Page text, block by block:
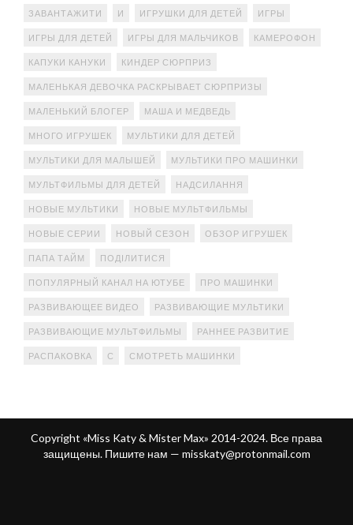
ЗАВАНТАЖИТИ И ИГРУШКИ ДЛЯ ДЕТЕЙ ИГРЫ
ИГРЫ ДЛЯ ДЕТЕЙ ИГРЫ ДЛЯ МАЛЬЧИКОВ КАМЕРОФОН
КАПУКИ КАНУКИ КИНДЕР СЮРПРИЗ
МАЛЕНЬКАЯ ДЕВОЧКА РАСКРЫВАЕТ СЮРПРИЗЫ
МАЛЕНЬКИЙ БЛОГЕР МАША И МЕДВЕДЬ
МНОГО ИГРУШЕК МУЛЬТИКИ ДЛЯ ДЕТЕЙ
МУЛЬТИКИ ДЛЯ МАЛЫШЕЙ МУЛЬТИКИ ПРО МАШИНКИ
МУЛЬТФИЛЬМЫ ДЛЯ ДЕТЕЙ НАДСИЛАННЯ
НОВЫЕ МУЛЬТИКИ НОВЫЕ МУЛЬТФИЛЬМЫ
НОВЫЕ СЕРИИ НОВЫЙ СЕЗОН ОБЗОР ИГРУШЕК
ПАПА ТАЙМ ПОДІЛИТИСЯ
ПОПУЛЯРНЫЙ КАНАЛ НА ЮТУБЕ ПРО МАШИНКИ
РАЗВИВАЮЩЕЕ ВИДЕО РАЗВИВАЮЩИЕ МУЛЬТИКИ
РАЗВИВАЮЩИЕ МУЛЬТФИЛЬМЫ РАННЕЕ РАЗВИТИЕ
РАСПАКОВКА С СМОТРЕТЬ МАШИНКИ
Copyright «Miss Katy & Mister Max» 2014-2024. Все права
защищены. Пишите нам — misskaty@protonmail.com